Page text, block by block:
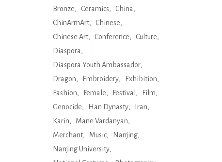
Bronze
Ceramics
China
ChinArmArt
Chinese
Chinese Art
Conference
Culture
Diaspora
Diaspora Youth Ambassador
Dragon
Embroidery
Exhibition
Fashion
Female Festival
Film
Genocide
Han Dynasty
Iran
Karin
Mane Vardanyan
Merchant
Music
Nanjing
Nanjing University